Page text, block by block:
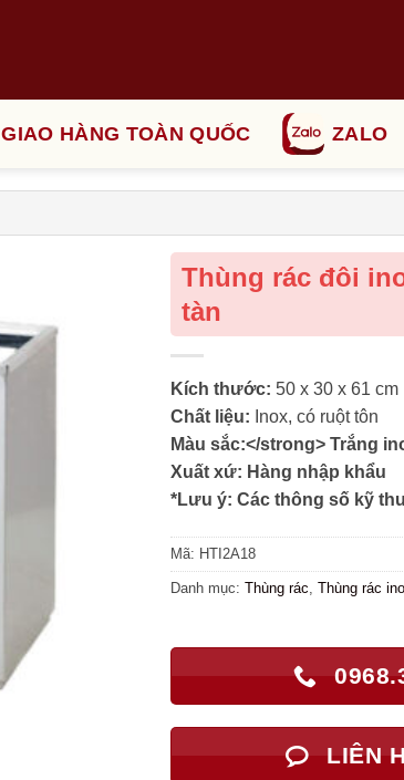
GIAO HÀNG TOÀN QUỐC ZALO
Thùng rác đôi
tàn
Kích thước: 50 x 30 x 61 cm
Chất liệu: Inox, có ruột tôn
Màu sắc:</strong> Trắng
Xuất xứ: Hàng nhập khẩu
*Lưu ý: Các thông số kỹ
Mã: HTI2A18
Danh mục: Thùng rác Thùng rác
LIÊN